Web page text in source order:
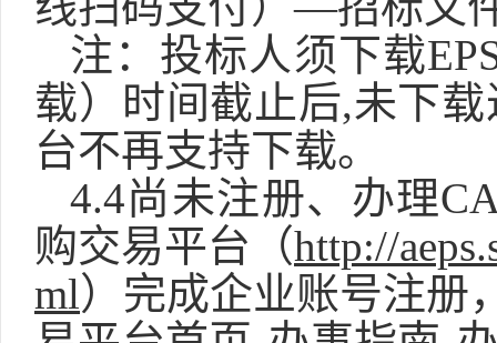
注：投标人须下载
载）时间截止后,未下
台不再支持下载。
4.4尚未注册、办理
购交易平台（http://
ml）完成企业账号注册